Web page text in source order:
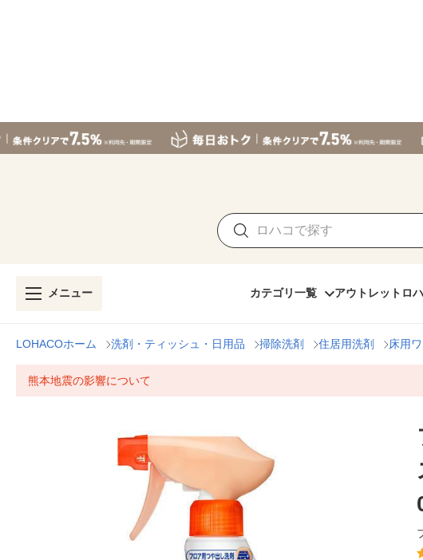
メニュー カテゴリ一覧 アウトレット ロ
LOHACOホーム 洗剤・ティッシュ・日用品 掃除洗剤 住居用洗剤 床用
熊本地震の影響について